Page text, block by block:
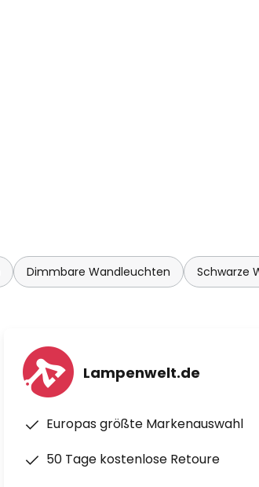
Dimmbare Wandleuchten Schwarze
Lampenwelt.de
Europas größte Markenauswahl
50 Tage kostenlose Retoure